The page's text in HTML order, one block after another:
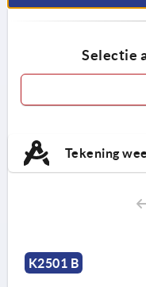
Selectie
Tekening
K2501 B